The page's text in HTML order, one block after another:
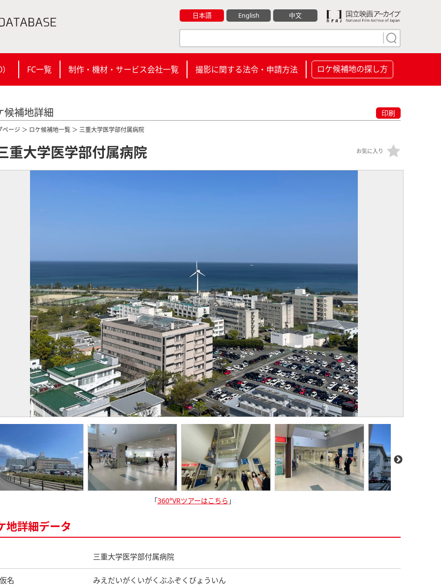
日本語 English 中文
） FC一覧 制作・機材・サービス会社一覧 撮影に関する法令・申請方法 ロケ候補地の探し方
候補地詳細 印刷
ページ ＞ ロケ候補地一覧 ＞ 三重大学医学部付属病院
重大学医学部付属病院 お気に入り
「360°VRツアーはこちら 」
地詳細データ
三重大学医学部付属病院
名 みえだいがくいがくぶふぞくびょういん